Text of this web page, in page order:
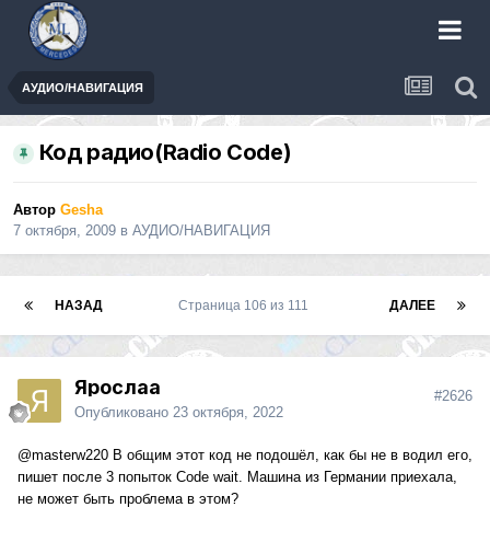
АУДИО/НАВИГАЦИЯ
Код радио(Radio Code)
Автор Gesha
7 октября, 2009 в АУДИО/НАВИГАЦИЯ
НАЗАД ДАЛЕЕ
Страница 106 из 111
Ярослаа
Опубликовано 23 октября, 2022
#2626
@masterw220 В общим этот код не подошёл, как бы не в водил его,
пишет после 3 попыток Code wait. Машина из Германии приехала,
не может быть проблема в этом?